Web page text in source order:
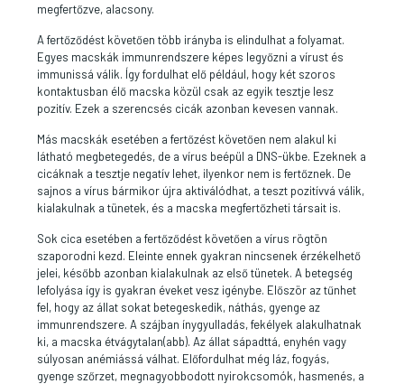
megfertőzve, alacsony.
A fertőződést követően több irányba is elindulhat a folyamat.
Egyes macskák immunrendszere képes legyőzni a vírust és
immunissá válik. Így fordulhat elő például, hogy két szoros
kontaktusban élő macska közül csak az egyik tesztje lesz
pozitív. Ezek a szerencsés cicák azonban kevesen vannak.
Más macskák esetében a fertőzést követően nem alakul ki
látható megbetegedés, de a vírus beépül a DNS-ükbe. Ezeknek a
cicáknak a tesztje negatív lehet, ilyenkor nem is fertőznek. De
sajnos a vírus bármikor újra aktiválódhat, a teszt pozitívvá válik,
kialakulnak a tünetek, és a macska megfertőzheti társait is.
Sok cica esetében a fertőződést követően a vírus rögtön
szaporodni kezd. Eleinte ennek gyakran nincsenek érzékelhető
jelei, később azonban kialakulnak az első tünetek. A betegség
lefolyása így is gyakran éveket vesz igénybe. Először az tűnhet
fel, hogy az állat sokat betegeskedik, náthás, gyenge az
immunrendszere. A szájban ínygyulladás, fekélyek alakulhatnak
ki, a macska étvágytalan(abb). Az állat sápadttá, enyhén vagy
súlyosan anémiássá válhat. Előfordulhat még láz, fogyás,
gyenge szőrzet, megnagyobbodott nyirokcsomók, hasmenés, a